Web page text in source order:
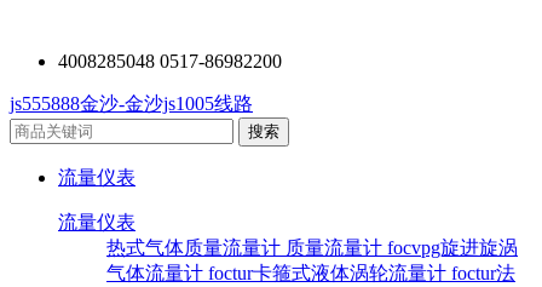
4008285048 0517-86982200
js555888金沙-金沙js1005线路
流量仪表
流量仪表
热式气体质量流量计 质量流量计 focvpg旋进旋涡
气体流量计 foctur卡箍式液体涡轮流量计 foctur法